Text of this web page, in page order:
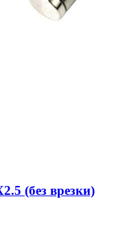
(без врезки)